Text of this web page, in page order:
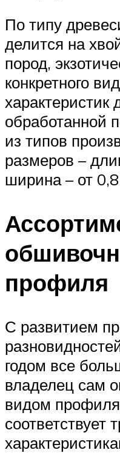
По типу
делится на
пород,
конкретного
характеристик
обработанной
из типов
размеров –
ширина – от
профиля
С развитием
годом все
владелец сам
видом
соответствует